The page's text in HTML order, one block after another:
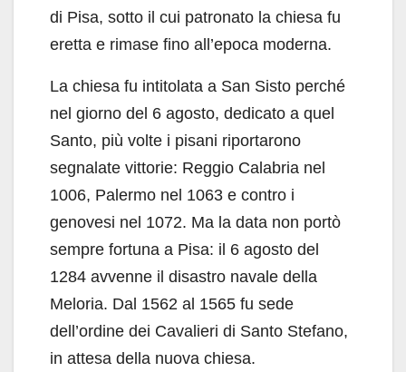
di Pisa, sotto il cui patronato la chiesa fu
eretta e rimase fino all’epoca moderna.
La chiesa fu intitolata a San Sisto perché
nel giorno del 6 agosto, dedicato a quel
Santo, più volte i pisani riportarono
segnalate vittorie: Reggio Calabria nel
1006, Palermo nel 1063 e contro i
genovesi nel 1072. Ma la data non portò
sempre fortuna a Pisa: il 6 agosto del
1284 avvenne il disastro navale della
Meloria. Dal 1562 al 1565 fu sede
dell’ordine dei Cavalieri di Santo Stefano,
in attesa della nuova chiesa.